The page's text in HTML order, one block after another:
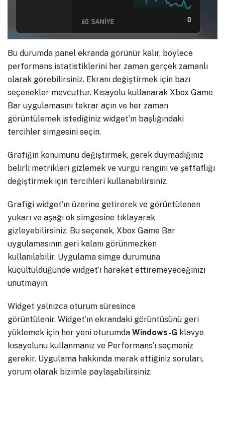
Bu durumda panel ekranda görünür kalır, böylece
performans istatistiklerini her zaman gerçek zamanlı
olarak görebilirsiniz. Ekranı değiştirmek için bazı
seçenekler mevcuttur. Kısayolu kullanarak Xbox Game
Bar uygulamasını tekrar açın ve her zaman
görüntülemek istediğiniz widget’ın başlığındaki
tercihler simgesini seçin.
Grafiğin konumunu değiştirmek, gerek duymadığınız
belirli metrikleri gizlemek ve vurgu rengini ve şeffaflığı
değiştirmek için tercihleri ​​kullanabilirsiniz.
Grafiği widget’ın üzerine getirerek ve görüntülenen
yukarı ve aşağı ok simgesine tıklayarak
gizleyebilirsiniz. Bu seçenek, Xbox Game Bar
uygulamasının geri kalanı görünmezken
kullanılabilir. Uygulama simge durumuna
küçültüldüğünde widget’ı hareket ettiremeyeceğinizi
unutmayın.
Widget yalnızca oturum süresince
görüntülenir. Widget’ın ekrandaki görüntüsünü geri
yüklemek için her yeni oturumda Windows-G klavye
kısayolunu kullanmanız ve Performans’ı seçmeniz
gerekir. Uygulama hakkında merak ettiğiniz soruları,
yorum olarak bizimle paylaşabilirsiniz.